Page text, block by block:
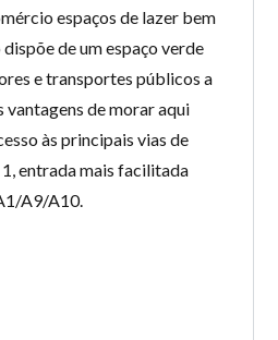
espaços de lazer bem
de um espaço verde
e transportes públicos a
vantagens de morar aqui
às principais vias de
entrada mais facilitada
A9/A10.